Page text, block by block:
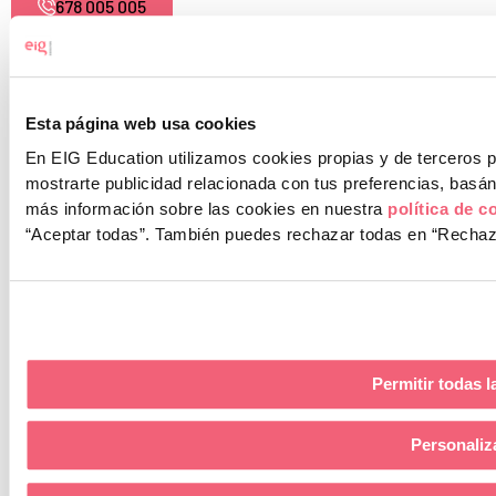
Esta página web usa cookies
En EIG Education utilizamos cookies propias y de
mostrarte publicidad relacionada con tus preferencias,
más información sobre las cookies en nuestra política de
“Aceptar todas”.También puedes rechazar todas en
Permitir todas
678 005 005
Aviso Legal Política de Privacidad
Política de Cookies
Canal de Denuncias
L
i
n
e
d
i
I
n
s
a
g
r
F
a
c
b
o
o
Y
o
u
u
b
e
la Consejería de Empleo, Empresa y Trabajo Autónomo de la Junta
Unión Europea-Next Generation EU.